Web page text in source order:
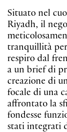
Situato nel
Riyadh, il
tranquillità
respiro dal
a un brief di
creazione di
focale di una
affrontato la
fondesse
stati integrati